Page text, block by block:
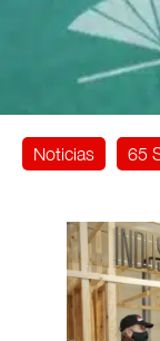
Noticias 65